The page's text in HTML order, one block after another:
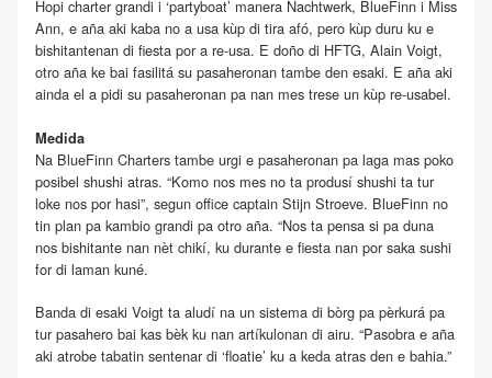
Hopi charter grandi i ‘partyboat’ manera Nachtwerk, BlueFinn i Miss
Ann, e aña aki kaba no a usa kùp di tira afó, pero kùp duru ku e
bishitantenan di fiesta por a re-usa. E doño di HFTG, Alain Voigt,
otro aña ke bai fasilitá su pasaheronan tambe den esaki. E aña aki
ainda el a pidi su pasaheronan pa nan mes trese un kùp re-usabel.
Medida
Na BlueFinn Charters tambe urgi e pasaheronan pa laga mas poko
posibel shushi atras. “Komo nos mes no ta produsí shushi ta tur
loke nos por hasi”, segun office captain Stijn Stroeve. BlueFinn no
tin plan pa kambio grandi pa otro aña. “Nos ta pensa si pa duna
nos bishitante nan nèt chikí, ku durante e fiesta nan por saka sushi
for di laman kuné.
Banda di esaki Voigt ta aludí na un sistema di bòrg pa pèrkurá pa
tur pasahero bai kas bèk ku nan artíkulonan di airu. “Pasobra e aña
aki atrobe tabatin sentenar di ‘floatie’ ku a keda atras den e bahia.”